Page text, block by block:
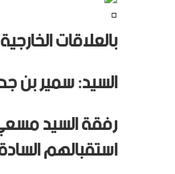
بالعلاقات الخارجية
السيد: سمير بن
رفقة السيد
استقبالهم